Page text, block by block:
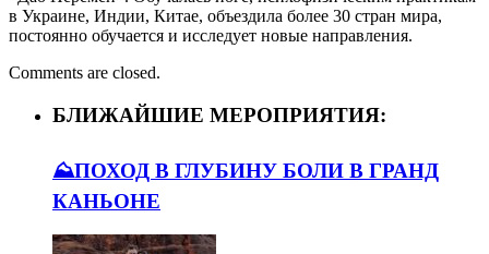
в Украине, Индии, Китае, объездила более 30 стран мира,
постоянно обучается и исследует новые направления.
Comments are closed.
БЛИЖАЙШИЕ МЕРОПРИЯТИЯ:
⛰️ПОХОД В ГЛУБИНУ БОЛИ В ГРАНД
КАНЬОНЕ